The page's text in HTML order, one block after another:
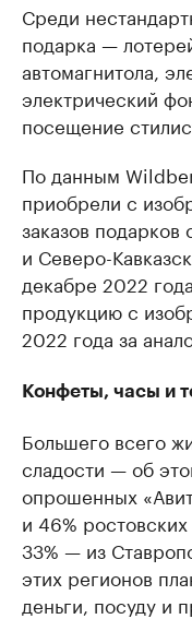
Среди
подарка —
автомагнитола,
электрический
посещение
По данным
приобрели с
заказов
и Северо-
декабре 2022
продукцию с
2022 года за
Конфеты, часы и
Большего всего
сладости — об
опрошенных
и 46%
33% — из
этих регионов
деньги, посуду и